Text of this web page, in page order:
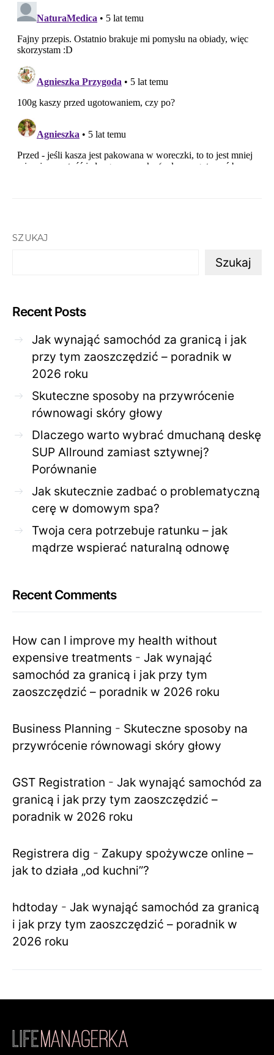
SZUKAJ
Szukaj
Recent Posts
Jak wynająć samochód za granicą i jak
przy tym zaoszczędzić – poradnik w
2026 roku
Skuteczne sposoby na przywrócenie
równowagi skóry głowy
Dlaczego warto wybrać dmuchaną deskę
SUP Allround zamiast sztywnej?
Porównanie
Jak skutecznie zadbać o problematyczną
cerę w domowym spa?
Twoja cera potrzebuje ratunku – jak
mądrze wspierać naturalną odnowę
Recent Comments
How can I improve my health without
expensive treatments - Jak wynająć
samochód za granicą i jak przy tym
zaoszczędzić – poradnik w 2026 roku
Business Planning - Skuteczne sposoby na
przywrócenie równowagi skóry głowy
GST Registration - Jak wynająć samochód za
granicą i jak przy tym zaoszczędzić –
poradnik w 2026 roku
Registrera dig - Zakupy spożywcze online –
jak to działa „od kuchni”?
hdtoday - Jak wynająć samochód za granicą
i jak przy tym zaoszczędzić – poradnik w
2026 roku